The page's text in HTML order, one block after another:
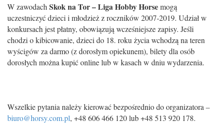
W zawodach Skok na Tor – Liga Hobby Horsemogą
uczestniczyć dzieci i młodzież z roczników 2007-2019. Udział w
konkursach jest płatny, obowiązują wcześniejsze zapisy. Jeśli
chodzi o kibicowanie, dzieci do 18. roku życia wchodzą na teren
wyścigów za darmo (z dorosłym opiekunem), bilety dla osób
dorosłych można kupić online lub w kasach w dniu wydarzenia.
Wszelkie pytania należy kierować bezpośrednio do organizatora –
biuro@horsy.com.pl, +48 606 466 120 lub +48 513 920 178.